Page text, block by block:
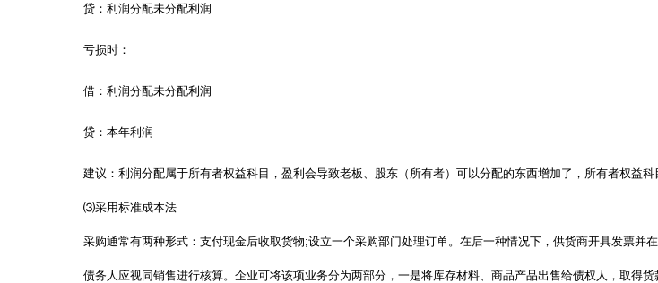
贷：利润分配未分配利润
亏损时：
借：利润分配未分配利润
贷：本年利润
建议：利润分配属于所有者权益科目，盈利会导致老板、股东（所有者）可以分配的东西增加了，所有者权益
⑶采用标准成本法
采购通常有两种形式：支付现金后收取货物;设立一个采购部门处理订单。在后一种情况下，供货商开具发票并
债务人应视同销售进行核算。企业可将该项业务分为两部分，一是将库存材料、商品产品出售给债权人，取得